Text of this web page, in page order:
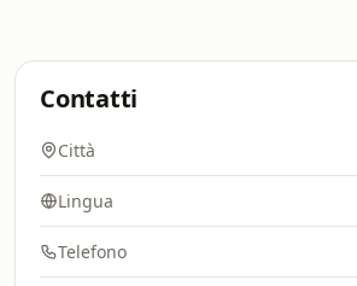
Contatti
Città
Lingua
Telefono